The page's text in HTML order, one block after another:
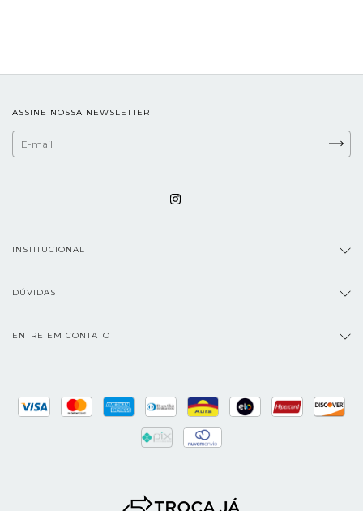
ASSINE NOSSA NEWSLETTER
INSTITUCIONAL
DÚVIDAS
ENTRE EM CONTATO